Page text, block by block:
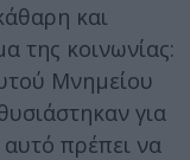
και
της κοινωνίας:
Μνημείου
για
πρέπει να